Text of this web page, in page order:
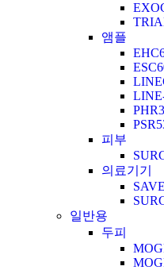
앰플
피부
의료기기
일반용
두피